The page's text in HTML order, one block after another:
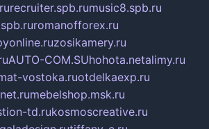
recruiter.spb.rumusic8.spb.ru
romanofforex.ru
zosikamery.ru
AUTO-COM.SUhohota.netalimy.ru
vostoka.ruotdelkaexp.ru
mebelshop.msk.ru
td.rukosmoscreative.ru